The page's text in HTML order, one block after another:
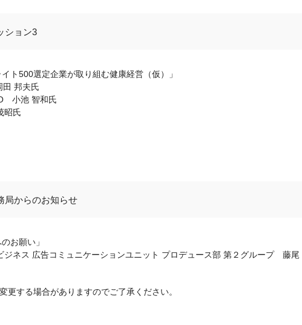
ション3
ト500選定企業が取り組む健康経営（仮）」
邦夫氏
小池 智和氏
昭氏
局からのお知らせ
お願い」
ジネス 広告コミュニケーションユニット プロデュース部 第２グループ 藤尾
する場合がありますのでご了承ください。